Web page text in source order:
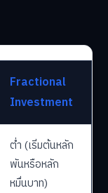
Fractional
Investment
ต่ำ (เริ่มต้นหลัก
พันหรือหลัก
หมื่นบาท)